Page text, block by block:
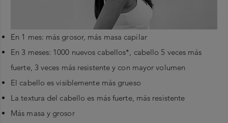
En 1 mes: más grosor, más masa capilar
En 3 meses: 1000 nuevos cabellos*, cabello 5 veces más
fuerte, 3 veces más resistente y con mayor volumen
El cabello es visiblemente más grueso
La textura del cabello es más fuerte, más resistente
Más masa y grosor